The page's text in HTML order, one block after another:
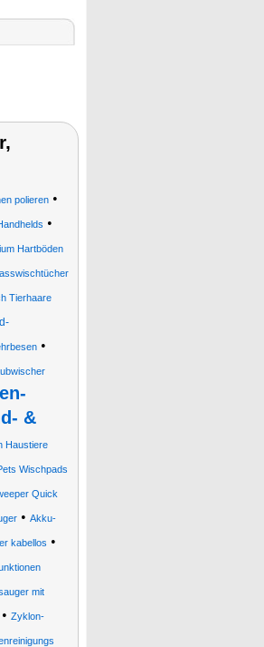
polieren•
•
Hartböden
Tierhaare
•
&
Haustiere
Wischpads
Quick
• Akku-
kabellos •
mit
• Zyklon-